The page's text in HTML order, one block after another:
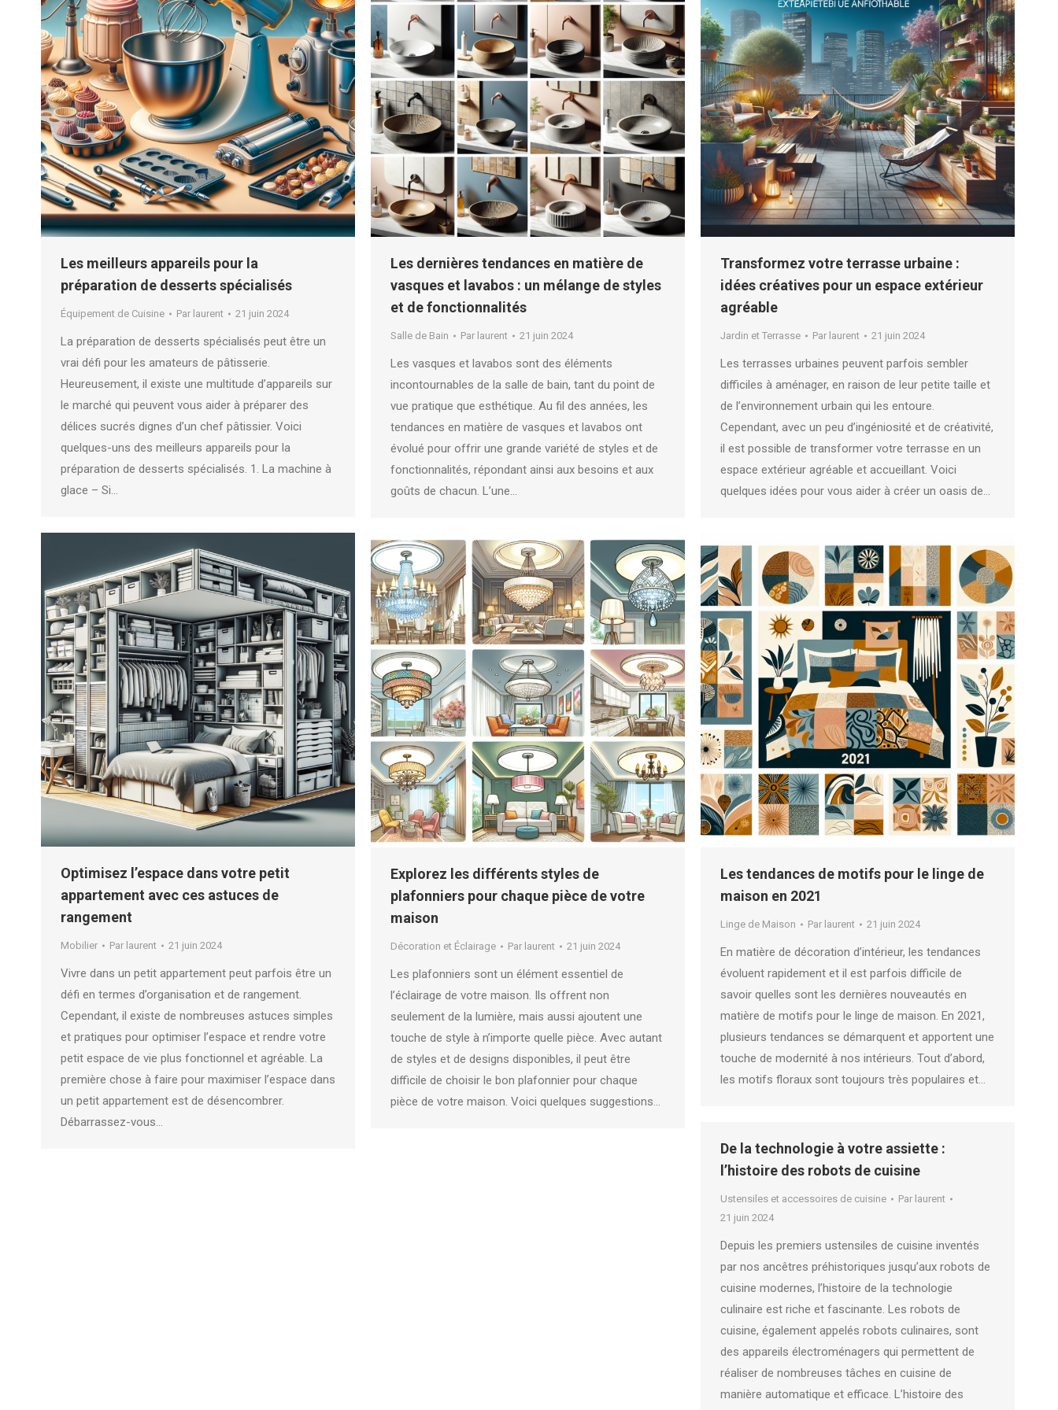
Les meilleurs appareils pour la
préparation de desserts spécialisés
Équipement de Cuisine Par laurent 21 juin 2024
La préparation de desserts spécialisés peut être un
vrai défi pour les amateurs de pâtisserie.
Heureusement, il existe une multitude d’appareils sur
le marché qui peuvent vous aider à préparer des
délices sucrés dignes d’un chef pâtissier. Voici
quelques-uns des meilleurs appareils pour la
préparation de desserts spécialisés. 1. La machine à
glace – Si…
Les dernières tendances en matière de
vasques et lavabos : un mélange de styles
et de fonctionnalités
Salle de Bain Par laurent 21 juin 2024
Les vasques et lavabos sont des éléments
incontournables de la salle de bain, tant du point de
vue pratique que esthétique. Au fil des années, les
tendances en matière de vasques et lavabos ont
évolué pour offrir une grande variété de styles et de
fonctionnalités, répondant ainsi aux besoins et aux
goûts de chacun. L’une…
Transformez votre terrasse urbaine :
idées créatives pour un espace extérieur
agréable
Jardin et Terrasse Par laurent 21 juin 2024
Les terrasses urbaines peuvent parfois sembler
difficiles à aménager, en raison de leur petite taille et
de l’environnement urbain qui les entoure.
Cependant, avec un peu d’ingéniosité et de créativité,
il est possible de transformer votre terrasse en un
espace extérieur agréable et accueillant. Voici
quelques idées pour vous aider à créer un oasis de…
Optimisez l’espace dans votre petit
appartement avec ces astuces de
rangement
Mobilier Par laurent 21 juin 2024
Vivre dans un petit appartement peut parfois être un
défi en termes d’organisation et de rangement.
Cependant, il existe de nombreuses astuces simples
et pratiques pour optimiser l’espace et rendre votre
petit espace de vie plus fonctionnel et agréable. La
première chose à faire pour maximiser l’espace dans
un petit appartement est de désencombrer.
Débarrassez-vous…
Explorez les différents styles de
plafonniers pour chaque pièce de votre
maison
Décoration et Éclairage Par laurent 21 juin 2024
Les plafonniers sont un élément essentiel de
l’éclairage de votre maison. Ils offrent non
seulement de la lumière, mais aussi ajoutent une
touche de style à n’importe quelle pièce. Avec autant
de styles et de designs disponibles, il peut être
difficile de choisir le bon plafonnier pour chaque
pièce de votre maison. Voici quelques suggestions…
Les tendances de motifs pour le linge de
maison en 2021
Linge de Maison Par laurent 21 juin 2024
En matière de décoration d’intérieur, les tendances
évoluent rapidement et il est parfois difficile de
savoir quelles sont les dernières nouveautés en
matière de motifs pour le linge de maison. En 2021,
plusieurs tendances se démarquent et apportent une
touche de modernité à nos intérieurs. Tout d’abord,
les motifs floraux sont toujours très populaires et…
De la technologie à votre assiette :
l’histoire des robots de cuisine
Ustensiles et accessoires de cuisine Par laurent
21 juin 2024
Depuis les premiers ustensiles de cuisine inventés
par nos ancêtres préhistoriques jusqu’aux robots de
cuisine modernes, l’histoire de la technologie
culinaire est riche et fascinante. Les robots de
cuisine, également appelés robots culinaires, sont
des appareils électroménagers qui permettent de
réaliser de nombreuses tâches en cuisine de
manière automatique et efficace. L’histoire des